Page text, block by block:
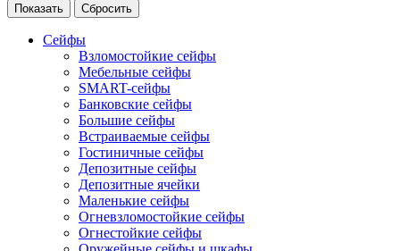
Сейфы
Взломостойкие сейфы
Мебельные сейфы
SMART-сейфы
Банковские сейфы
Большие сейфы
Встраиваемые сейфы
Гостиничные сейфы
Депозитные сейфы
Депозитные ячейки
Маленькие сейфы
Огневзломостойкие сейфы
Огнестойкие сейфы